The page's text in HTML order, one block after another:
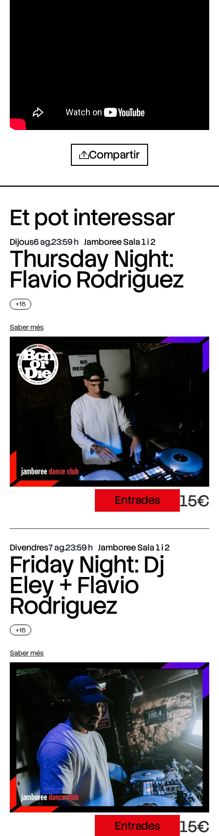
Compartir
Et pot interessar
Dijous6 ag.23:59 Jamboree Sala 1 i 2
Thursday Night:
Flavio Rodriguez
+18
Saber més
Entrades 15€
Divendres7 ag.23:59 Jamboree Sala 1 i 2
Friday Night: Dj
Eley + Flavio
Rodriguez
+18
Saber més
Entrades 15€